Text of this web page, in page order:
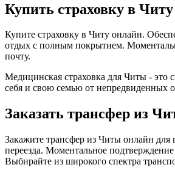
Купить страховку в Читу
Купите страховку в Читу онлайн.
отдых с полным покрытием.
почту.
Медицинская страховка для Читы - это
себя и свою семью от непредвиденных
Заказать трансфер из
Закажите трансфер из Читы онлайн для
переезда. Моментальное
Выбирайте из широкого спектра